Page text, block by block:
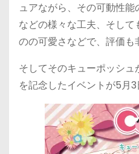
ュアながら、その可動性
などの様々な工夫、そし
のの可愛さなどで、評価も
そしてそのキューポッシ
を記念したイベントが5月3